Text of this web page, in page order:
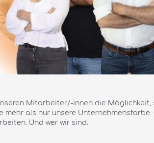
Mitarbeiter/-innen die
mehr als nur unsere
Und wer wir sind.